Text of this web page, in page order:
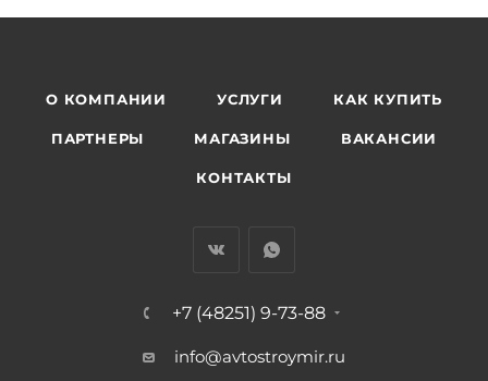
О КОМПАНИИ УСЛУГИ КАК КУПИТЬ
ПАРТНЕРЫ МАГАЗИНЫ ВАКАНСИИ
КОНТАКТЫ
+7 (48251) 9-73-88
info@avtostroymir.ru